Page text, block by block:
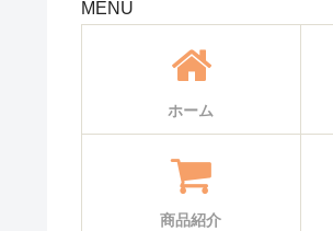
MENU
ホーム
商品紹介